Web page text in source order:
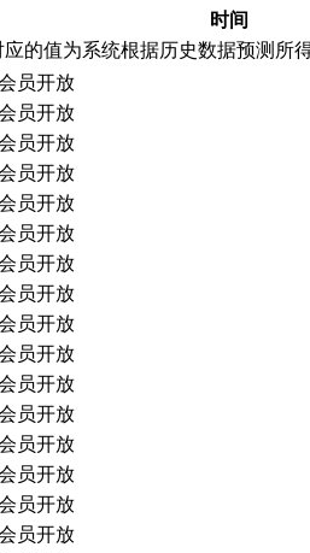
时间
应的值为系统根据历史数据预测所
员开放
员开放
员开放
员开放
员开放
员开放
员开放
员开放
员开放
员开放
员开放
员开放
员开放
员开放
员开放
员开放